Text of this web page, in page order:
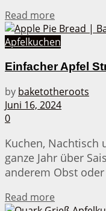
Read more
Apfelkuchen
Einfacher Apfel
by baketotheroots
Juni 16, 2024
0
Kuchen, Nachtisch
ganze Jahr über
anderem Obst
Read more